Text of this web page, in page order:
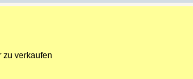
zu verkaufen